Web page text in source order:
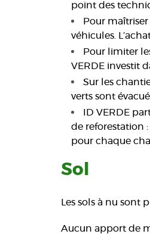
point des
Pour
véhicules.
Pour limiter
VERDE investit
Sur les
verts sont
ID VERDE
de reforestation :
pour chaque
Sol
Les sols à nu sont
Aucun apport de